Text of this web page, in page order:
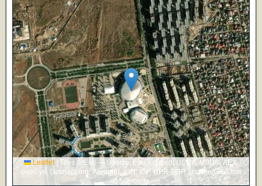
Leaflet | Tiles © Esri — Source: Esri, i-cubed, USDA, USGS, AEX,
GeoEye, Getmapping, Aerogrid, IGN, IGP, UPR-EGP, and the GIS User
Community